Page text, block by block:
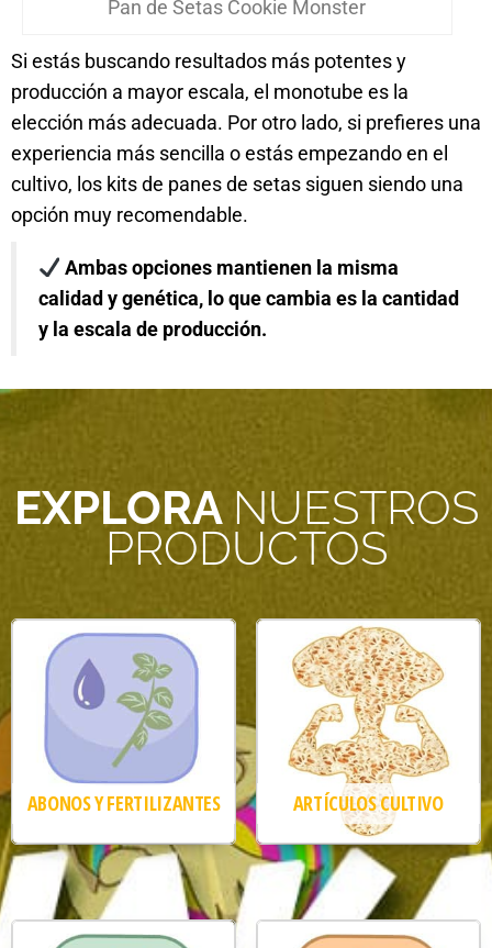
Pan de Setas Cookie Monster
Si estás buscando resultados más potentes y
producción a mayor escala, el monotube es la
elección más adecuada. Por otro lado, si prefieres una
experiencia más sencilla o estás empezando en el
cultivo, los kits de panes de setas siguen siendo una
opción muy recomendable.
Ambas opciones mantienen la misma
calidad y genética, lo que cambia es la cantidad
y la escala de producción.
EXPLORA NUESTROS
PRODUCTOS
ABONOS Y FERTILIZANTES ARTÍCULOS CULTIVO